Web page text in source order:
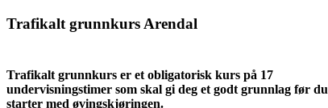
Trafikalt grunnkurs Arendal
Trafikalt grunnkurs er et obligatorisk kurs på 17
undervisningstimer som skal gi deg et godt grunnlag før du
starter med øvingskjøringen.